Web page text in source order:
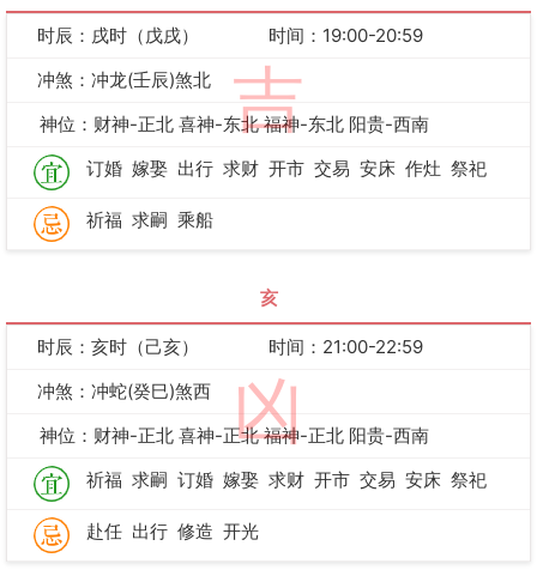
吉
时辰：戌时（戊戌）
时间：19:00-20:59
冲煞：冲龙(壬辰)煞北
神位：财神-正北 喜神-东北 福神-东北 阳贵-西南
订婚 嫁娶 出行 求财 开市 交易 安床 作灶 祭祀
祈福 求嗣 乘船
亥
凶
时辰：亥时（己亥）
时间：21:00-22:59
冲煞：冲蛇(癸巳)煞西
神位：财神-正北 喜神-正北 福神-正北 阳贵-西南
祈福 求嗣 订婚 嫁娶 求财 开市 交易 安床 祭祀
赴任 出行 修造 开光